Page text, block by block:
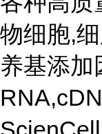
物细胞,
养基添加